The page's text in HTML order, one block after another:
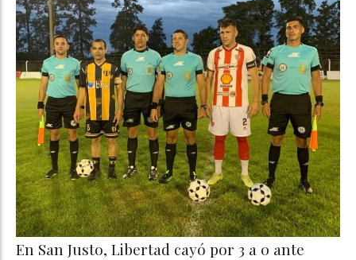
En San Justo, Libertad cayó por 3 a 0 ante